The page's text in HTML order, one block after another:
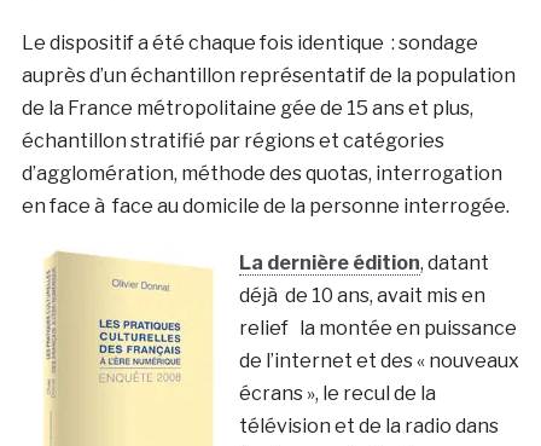
Le dispositif a été chaque fois identique : sondage
auprès d’un échantillon représentatif de la population
de la France métropolitaine gée de 15 ans et plus,
échantillon stratifié par régions et catégories
d’agglomération, méthode des quotas, interrogation
en face à face au domicile de la personne interrogée.
La dernière édition, datant
déjà de 10 ans, avait mis en
relief la montée en puissance
de l’internet et des « nouveaux
écrans », le recul de la
télévision et de la radio dans